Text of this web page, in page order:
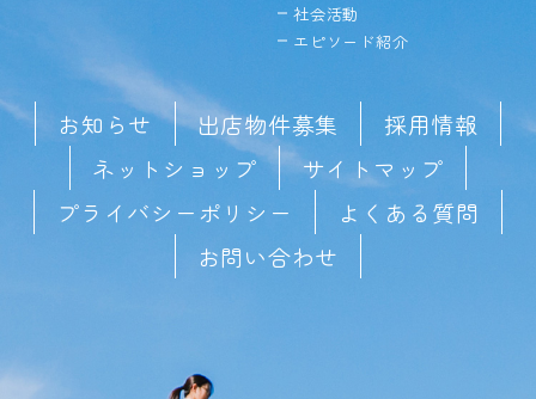
社会活動
エピソード紹介
お知らせ 出店物件募集
採用情報
ネットショップ
サイトマップ
プライバシーポリシー
よくある質問
お問い合わせ